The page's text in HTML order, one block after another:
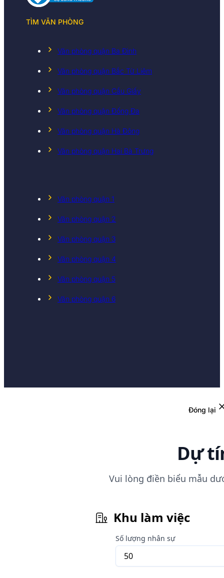
TÌM VĂN PHÒNG
Văn phòng quận Ba Đình
Văn phòng quận Bắc Từ Liêm
Văn phòng quận Cầu Giấy
Văn phòng quận Đống Đa
Văn phòng quận Hà Đông
Văn phòng quận Hai Bà Trưng
Văn phòng quận 1
Văn phòng quận 2
Văn phòng quận 3
Văn phòng quận 4
Văn phòng quận 5
Văn phòng quận 6
Đóng lại